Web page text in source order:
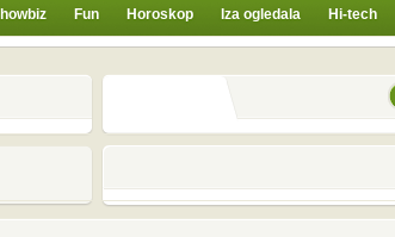
Fun Horoskop Iza ogledala Hi-tech